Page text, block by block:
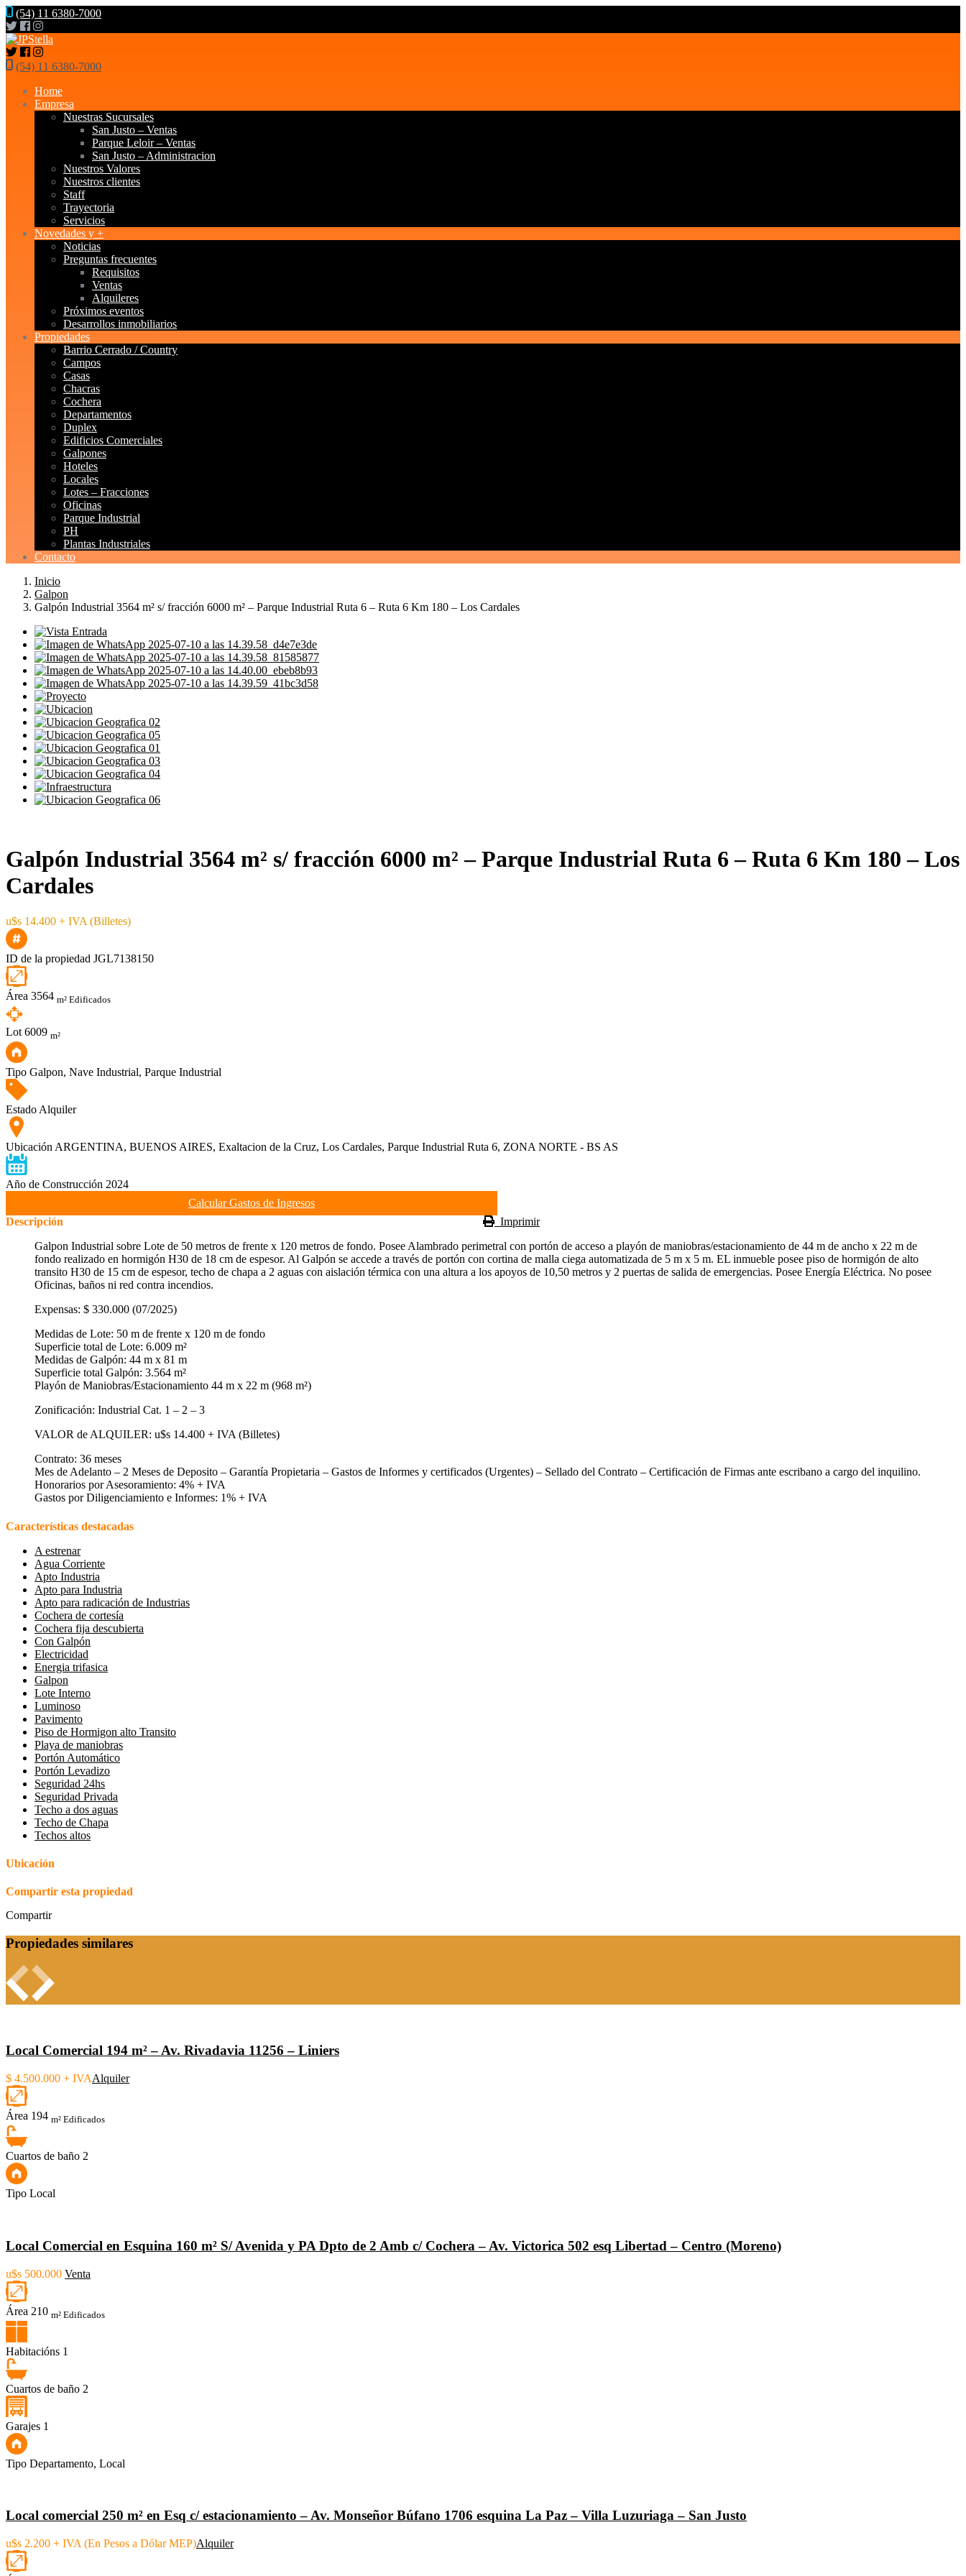
(54) 11 6380-7000
(54) 11 6380-7000
Home
Empresa
Nuestras Sucursales
San Justo – Ventas
Parque Leloir – Ventas
San Justo – Administracion
Nuestros Valores
Nuestros clientes
Staff
Trayectoria
Servicios
Novedades y +
Noticias
Preguntas frecuentes
Requisitos
Ventas
Alquileres
Próximos eventos
Desarrollos inmobiliarios
Propiedades
Barrio Cerrado / Country
Campos
Casas
Chacras
Cochera
Departamentos
Duplex
Edificios Comerciales
Galpones
Hoteles
Locales
Lotes – Fracciones
Oficinas
Parque Industrial
PH
Plantas Industriales
Contacto
Inicio
Galpon
Galpón Industrial 3564 m² s/ fracción 6000 m² – Parque Industrial Ruta 6 – Ruta 6 Km 180 – Los Cardales
Galpón Industrial 3564 m² s/ fracción 6000 m² – Parque Industrial Ruta 6 – Ruta 6 Km 180 – Los
Cardales
u$s 14.400 + IVA (Billetes)
ID de la propiedad JGL7138150
Área 3564 m² Edificados
Lot 6009 m²
Tipo Galpon, Nave Industrial, Parque Industrial
Estado Alquiler
Ubicación ARGENTINA, BUENOS AIRES, Exaltacion de la Cruz, Los Cardales, Parque Industrial Ruta 6, ZONA NORTE - BS AS
Año de Construcción 2024
Calcular Gastos de Ingresos
Imprimir
Descripción
Galpon Industrial sobre Lote de 50 metros de frente x 120 metros de fondo. Posee Alambrado perimetral con portón de acceso a playón de maniobras/estacionamiento de 44 m de ancho x 22 m de
fondo realizado en hormigón H30 de 18 cm de espesor. Al Galpón se accede a través de portón con cortina de malla ciega automatizada de 5 m x 5 m. EL inmueble posee piso de hormigón de alto
transito H30 de 15 cm de espesor, techo de chapa a 2 aguas con aislación térmica con una altura a los apoyos de 10,50 metros y 2 puertas de salida de emergencias. Posee Energía Eléctrica. No posee
Oficinas, baños ni red contra incendios.
Expensas: $ 330.000 (07/2025)
Medidas de Lote: 50 m de frente x 120 m de fondo
Superficie total de Lote: 6.009 m²
Medidas de Galpón: 44 m x 81 m
Superficie total Galpón: 3.564 m²
Playón de Maniobras/Estacionamiento 44 m x 22 m (968 m²)
Zonificación: Industrial Cat. 1 – 2 – 3
VALOR de ALQUILER: u$s 14.400 + IVA (Billetes)
Contrato: 36 meses
Mes de Adelanto – 2 Meses de Deposito – Garantía Propietaria – Gastos de Informes y certificados (Urgentes) – Sellado del Contrato – Certificación de Firmas ante escribano a cargo del inquilino.
Honorarios por Asesoramiento: 4% + IVA
Gastos por Diligenciamiento e Informes: 1% + IVA
Características destacadas
A estrenar
Agua Corriente
Apto Industria
Apto para Industria
Apto para radicación de Industrias
Cochera de cortesía
Cochera fija descubierta
Con Galpón
Electricidad
Energia trifasica
Galpon
Lote Interno
Luminoso
Pavimento
Piso de Hormigon alto Transito
Playa de maniobras
Portón Automático
Portón Levadizo
Seguridad 24hs
Seguridad Privada
Techo a dos aguas
Techo de Chapa
Techos altos
Ubicación
Compartir esta propiedad
Compartir
Propiedades similares
Local Comercial 194 m² – Av. Rivadavia 11256 – Liniers
$ 4.500.000 + IVAAlquiler
Área 194 m² Edificados
Cuartos de baño 2
Tipo Local
Local Comercial en Esquina 160 m² S/ Avenida y PA Dpto de 2 Amb c/ Cochera – Av. Victorica 502 esq Libertad – Centro (Moreno)
u$s 500.000 Venta
Área 210 m² Edificados
Habitacións 1
Cuartos de baño 2
Garajes 1
Tipo Departamento, Local
Local comercial 250 m² en Esq c/ estacionamiento – Av. Monseñor Búfano 1706 esquina La Paz – Villa Luzuriaga – San Justo
u$s 2.200 + IVA (En Pesos a Dólar MEP)Alquiler